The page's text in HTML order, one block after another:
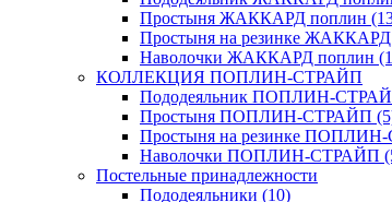
Простыня ЖАККАРД поплин
Простыня на резинке ЖАККАРД
Наволочки ЖАККАРД поплин
КОЛЛЕКЦИЯ ПОПЛИН-СТРАЙП
Пододеяльник ПОПЛИН-
Простыня ПОПЛИН-СТРАЙП
Простыня на резинке
Наволочки ПОПЛИН-СТРАЙП
Постельные принадлежности
Пододеяльники (10)